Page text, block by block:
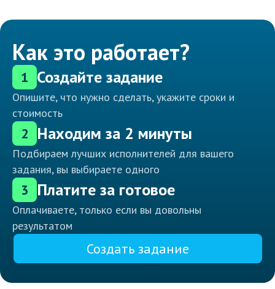
Как это работает?
1 Создайте задание
Опишите, что нужно сделать, укажите сроки и
стоимость
2 Находим за 2 минуты
Подбираем лучших исполнителей для вашего
задания, вы выбираете одного
3 Платите за готовое
Оплачиваете, только если вы довольны
результатом
Создать задание